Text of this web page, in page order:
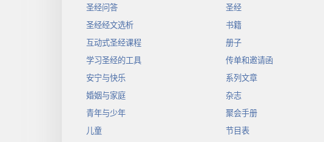
圣经问答
圣经经文选析
互动式圣经课程
学习圣经的工具
安宁与快乐
婚姻与家庭
青年与少年
儿童
圣经
书籍
册子
传单和邀请函
系列文章
杂志
聚会手册
节目表